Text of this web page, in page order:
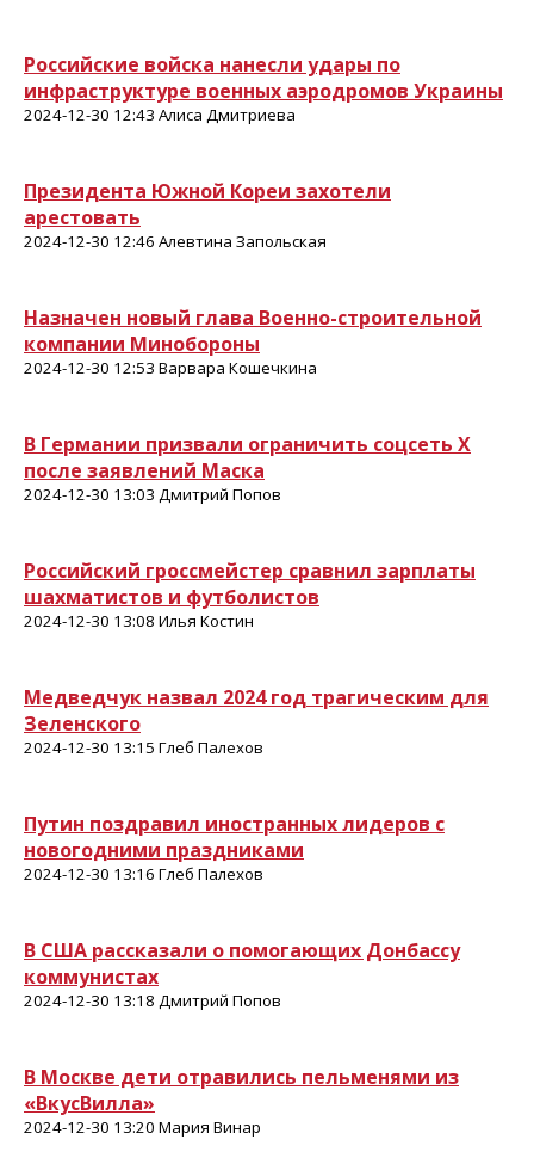
Российские войска нанесли удары по
инфраструктуре военных аэродромов Украины
2024-12-30 12:43 Алиса Дмитриева
Президента Южной Кореи захотели
арестовать
2024-12-30 12:46 Алевтина Запольская
Назначен новый глава Военно-строительной
компании Минобороны
2024-12-30 12:53 Варвара Кошечкина
В Германии призвали ограничить соцсеть X
после заявлений Маска
2024-12-30 13:03 Дмитрий Попов
Российский гроссмейстер сравнил зарплаты
шахматистов и футболистов
2024-12-30 13:08 Илья Костин
Медведчук назвал 2024 год трагическим для
Зеленского
2024-12-30 13:15 Глеб Палехов
Путин поздравил иностранных лидеров с
новогодними праздниками
2024-12-30 13:16 Глеб Палехов
В США рассказали о помогающих Донбассу
коммунистах
2024-12-30 13:18 Дмитрий Попов
В Москве дети отравились пельменями из
«ВкусВилла»
2024-12-30 13:20 Мария Винар